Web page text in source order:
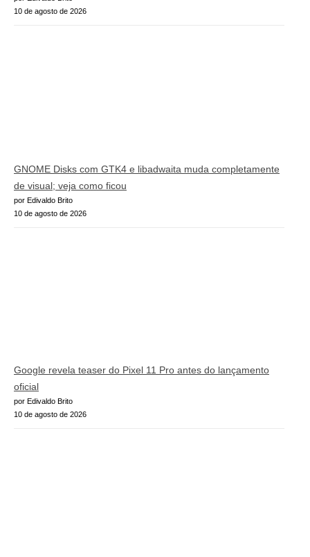
10 de agosto de 2026
GNOME Disks com GTK4 e libadwaita muda completamente
de visual; veja como ficou
por Edivaldo Brito
10 de agosto de 2026
Google revela teaser do Pixel 11 Pro antes do lançamento
oficial
por Edivaldo Brito
10 de agosto de 2026